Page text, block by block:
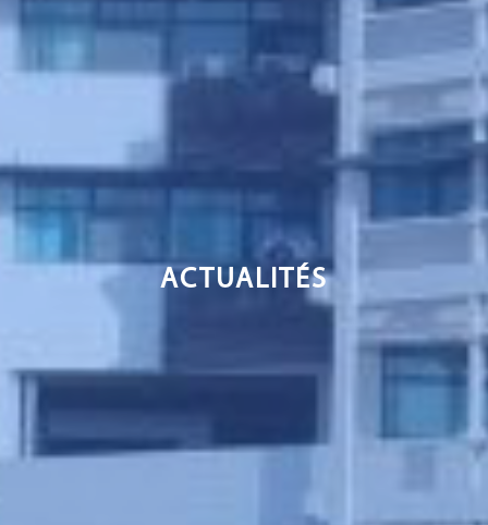
ACTUALITÉS